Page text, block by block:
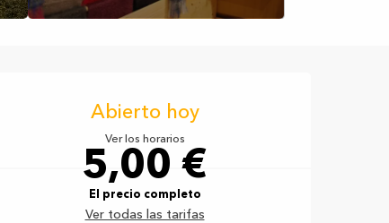
Horarios y datos
Abierto hoy
Ver los horarios
5,00 €
El precio completo
Ver todas las tarifas